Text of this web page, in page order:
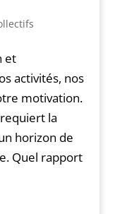
et
activités, nos
motivation.
la
horizon de
Quel rapport